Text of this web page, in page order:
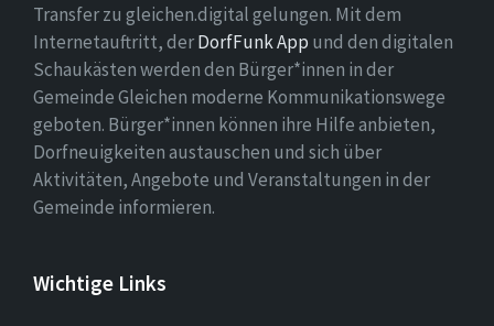
Transfer zu gleichen.digital gelungen. Mit dem
Internetauftritt, derDorfFunk App und den digitalen
Schaukästen werden den Bürger*innen in der
Gemeinde Gleichen moderne Kommunikationswege
geboten. Bürger*innen können ihre Hilfe anbieten,
Dorfneuigkeiten austauschen und sich über
Aktivitäten, Angebote und Veranstaltungen in der
Gemeinde informieren.
Wichtige Links